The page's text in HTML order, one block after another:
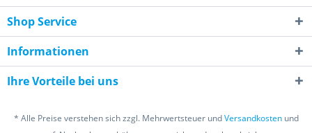
Shop Service
Informationen
Ihre Vorteile bei uns
* Alle Preise verstehen sich zzgl. Mehrwertsteuer undVersandkostenund